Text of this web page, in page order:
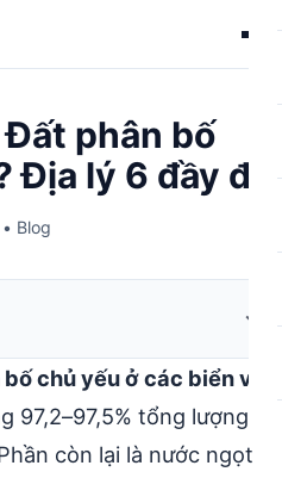
phân bố
Địa lý 6 đầy đủ
• Blog
chủ yếu ở các biển và
97,2–97,5% tổng lượng
còn lại là nước ngọt